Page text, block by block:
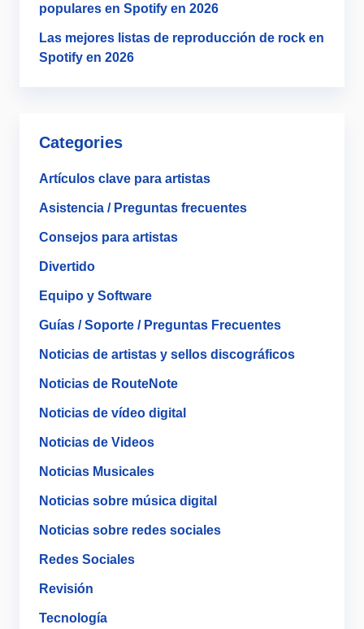
populares en Spotify en 2026
Las mejores listas de reproducción de rock en
Spotify en 2026
Categories
Artículos clave para artistas
Asistencia / Preguntas frecuentes
Consejos para artistas
Divertido
Equipo y Software
Guías / Soporte / Preguntas Frecuentes
Noticias de artistas y sellos discográficos
Noticias de RouteNote
Noticias de vídeo digital
Noticias de Videos
Noticias Musicales
Noticias sobre música digital
Noticias sobre redes sociales
Redes Sociales
Revisión
Tecnología